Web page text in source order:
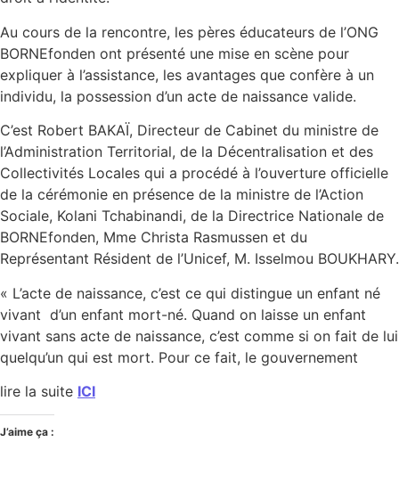
Au cours de la rencontre, les pères éducateurs de l’ONG
BORNEfonden ont présenté une mise en scène pour
expliquer à l’assistance, les avantages que confère à un
individu, la possession d’un acte de naissance valide.
C’est Robert BAKAÏ, Directeur de Cabinet du ministre de
l’Administration Territorial, de la Décentralisation et des
Collectivités Locales qui a procédé à l’ouverture officielle
de la cérémonie en présence de la ministre de l’Action
Sociale, Kolani Tchabinandi, de la Directrice Nationale de
BORNEfonden, Mme Christa Rasmussen et du
Représentant Résident de l’Unicef, M. Isselmou BOUKHARY.
« L’acte de naissance, c’est ce qui distingue un enfant né
vivant d’un enfant mort-né. Quand on laisse un enfant
vivant sans acte de naissance, c’est comme si on fait de lui
quelqu’un qui est mort. Pour ce fait, le gouvernement
lire la suite ICI
J’aime ça :